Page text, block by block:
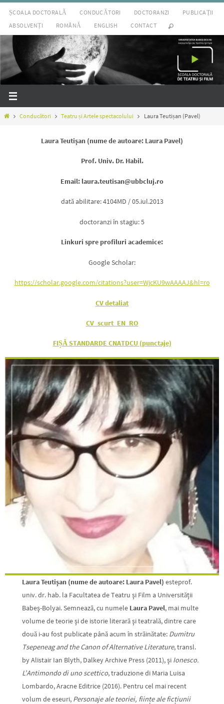
Sari
conținut
ȘCOALA DOCTORALĂ CONDUCĂTORI DOCTORANZI
PUBLICAȚII
ABSOLVENȚI
ROMÂNĂ ENGLISH CONTACT
PrimaConducători Teatru și Artele spectacolului Laura Teutișan (Pavel)
Laura Teutişan (nume de autoare: Laura Pavel)
Prof. Univ. Dr. Habil.
Email: laura.teutisan@ubbcluj.ro
dată abilitare: 4104MD / 05.iul.2013
doctoranzi în stagiu: 5
Linkuri spre profiluri academice:
Google Scholar:
https://scholar.google.com/citations?user=WjcKU9wAAAAJ&hl=ro
CV detaliat
CV_scurt_EN_RO
FIȘĂ STANDARDE CNATDCU (punctaje)
Laura Teutişan (nume de autoare: Laura Pavel)esteprof.
univ. dr. hab. la Facultatea de Teatru şi Film a Universităţii
Babeş-Bolyai. Semnează, cu numele Laura Pavel, mai multe
volume de teorie şi de istorie literară şi teatrală, dintre care
două i-au fost publicate până acum în străinătate: Dumitru
Tsepeneag and the Canon of Alternative Literature, transl.
by Alistair Ian Blyth, Dalkey Archive Press (2011), şi Ionesco.
L’Antimondo di uno scettico, traduzione di Maria Luisa
Lombardo, Aracne Editrice (2016). Pentru cel mai recent
volum de eseuri, Personaje ale teoriei, fiinţe ale ficţiunii